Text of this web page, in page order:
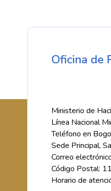
Oficina de
Ministerio de
Línea Nacional
Teléfono en
Sede Principal,
Correo
Código Postal:
Horario de